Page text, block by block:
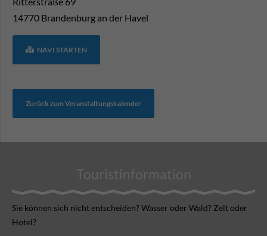
14770 Brandenburg an der Havel
NAVI STARTEN
Zurück zum Veranstaltungskalender
Touristinformation
Sie können sich nicht ent­scheiden? Wasser oder Wald? Zelt oder
Hotel?